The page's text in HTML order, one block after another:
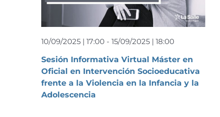
Sesión Informativa Virtual Máster en
Oficial en Intervención Socioeducativa
frente a la Violencia en la Infancia y la
Adolescencia
10/09/2025 | 17:00 - 15/09/2025 | 18:00